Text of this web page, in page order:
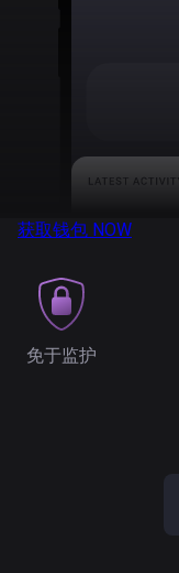
获取钱包 NOW
免于监护